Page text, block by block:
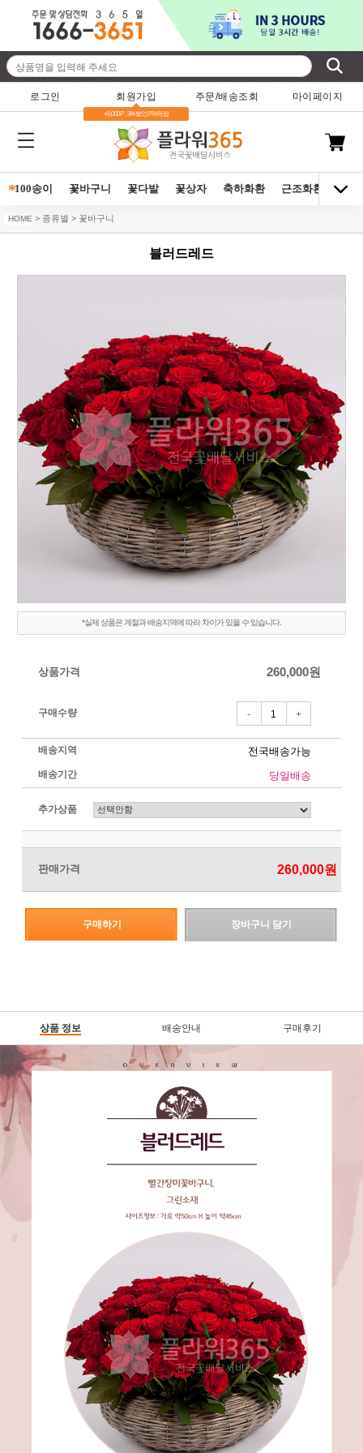
로그인 회원가입
+5,000P , 3%할인/7%적립
주문/배송조회 마이페이지
*100송이 꽃바구니 꽃다발 꽃상자 축하화환 근조화환 동양
HOME > 종류별 > 꽃바구니
블러드레드
*실제 상품은 계절과 배송지역에 따라 차이가 있을 수 있습니다.
상품가격 260,000원
구매수량 - +
배송지역 전국배송가능
배송기간 당일배송
추가상품
판매가격 260,000원
구매하기 장바구니 담기
상품 정보 배송안내 구매후기